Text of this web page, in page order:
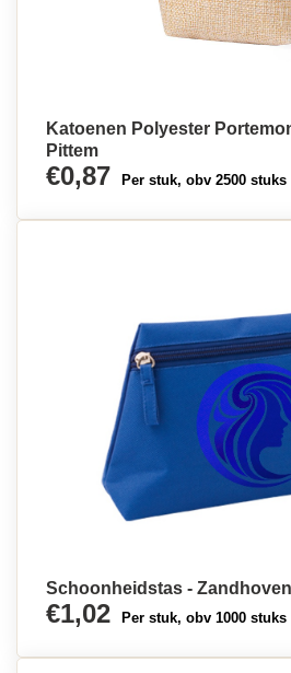
Katoenen Polyester
Pittem
€0,87 Per stuk, obv 2500 stuks
Schoonheidstas - Zandhoven
€1,02 Per stuk, obv 1000 stuks